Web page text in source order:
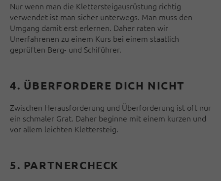
Nur wenn man die Klettersteigausrüstung richtig
verwendet ist man sicher unterwegs. Man muss den
Umgang damit erst erlernen. Daher raten wir
Unerfahrenen zu einem Kurs bei einem staatlich
geprüften Berg- und Schiführer.
4. ÜBERFORDERE DICH NICHT
Zwischen Herausforderung und Überforderung ist oft nur
ein schmaler Grat. Daher beginne mit einem kurzen und
vor allem leichten Klettersteig.
5. PARTNERCHECK